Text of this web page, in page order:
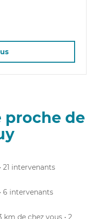
proche de
21 intervenants
6 intervenants
km de chez vous • 2